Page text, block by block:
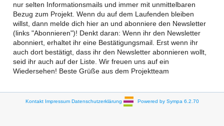
nur selten Informationsmails und immer mit unmittelbaren
Bezug zum Projekt. Wenn du auf dem Laufenden bleiben
willst, dann melde dich hier an und abonniere den Newsletter
(links "Abonnieren")! Denkt daran: Wenn ihr den Newsletter
abonniert, erhaltet ihr eine Bestätigungsmail. Erst wenn ihr
auch dort bestätigt, dass ihr den Newsletter abonnieren wollt,
seid ihr auch auf der Liste. Wir freuen uns auf ein
Wiedersehen! Beste Grüße aus dem Projektteam
Kontakt Impressum Datenschutzerklärung Powered by Sympa 6.2.70